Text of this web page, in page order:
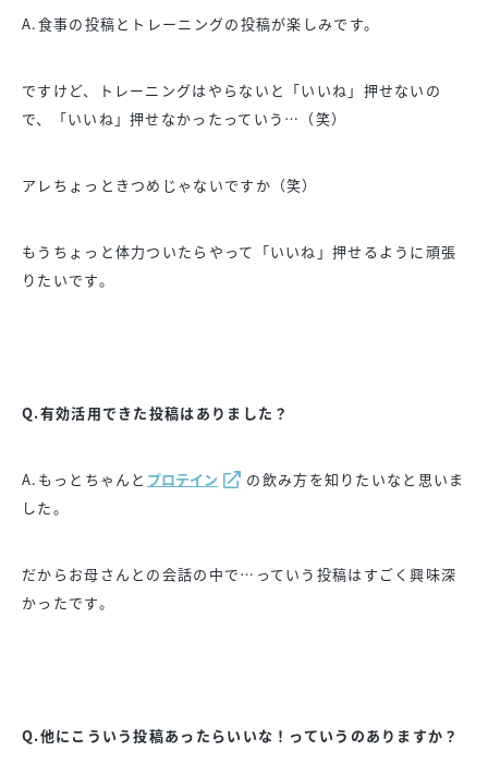
A.食事の投稿とトレーニングの投稿が楽しみです。
ですけど、トレーニングはやらないと「いいね」押せないの
で、「いいね」押せなかったっていう…（笑）
アレちょっときつめじゃないですか（笑）
もうちょっと体力ついたらやって「いいね」押せるように頑張
りたいです。
Q.有効活用できた投稿はありました？
A.もっとちゃんと プロテイン
の飲み方を知りたいなと思いま
した。
だからお母さんとの会話の中で…っていう投稿はすごく興味深
かったです。
Q.他にこういう投稿あったらいいな！っていうのありますか？